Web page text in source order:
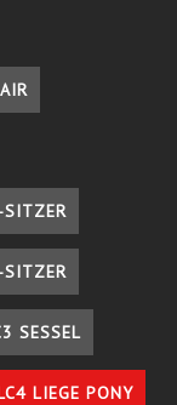
SESSEL
LIEGE PONY